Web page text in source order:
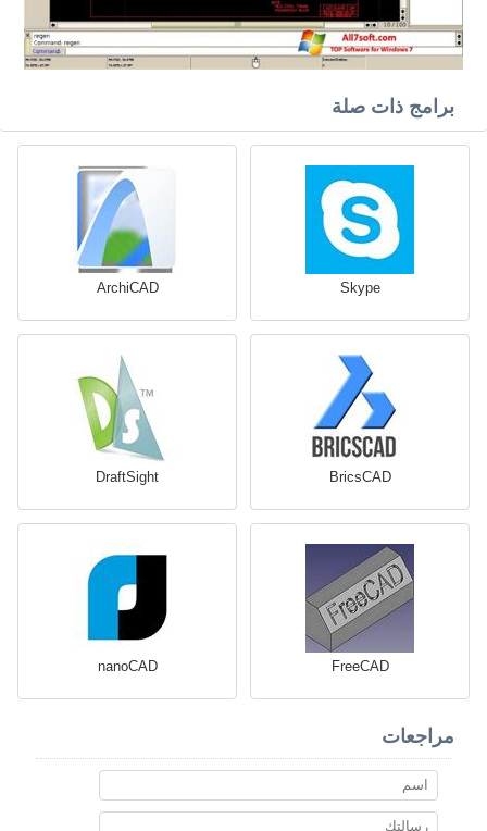
برامج ذات صلة
Skype
ArchiCAD
BricsCAD
DraftSight
FreeCAD
nanoCAD
مراجعات